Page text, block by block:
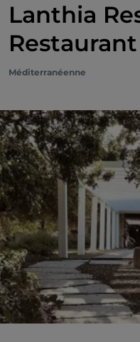
Lanthia
Restaurant
Méditerranéenne